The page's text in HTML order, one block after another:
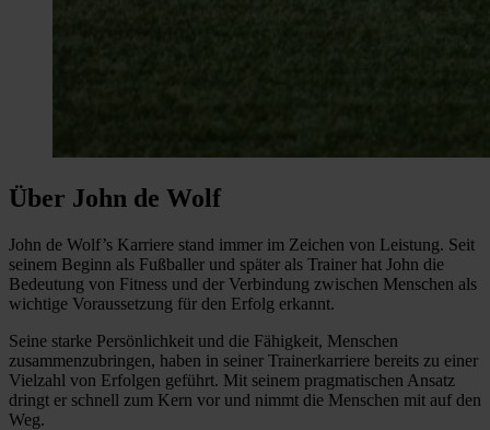
Über John de Wolf
John de Wolf’s Karriere stand immer im Zeichen von Leistung. Seit
seinem Beginn als Fußballer und später als Trainer hat John die
Bedeutung von Fitness und der Verbindung zwischen Menschen als
wichtige Voraussetzung für den Erfolg erkannt.
Seine starke Persönlichkeit und die Fähigkeit, Menschen
zusammenzubringen, haben in seiner Trainerkarriere bereits zu einer
Vielzahl von Erfolgen geführt. Mit seinem pragmatischen Ansatz
dringt er schnell zum Kern vor und nimmt die Menschen mit auf den
Weg.